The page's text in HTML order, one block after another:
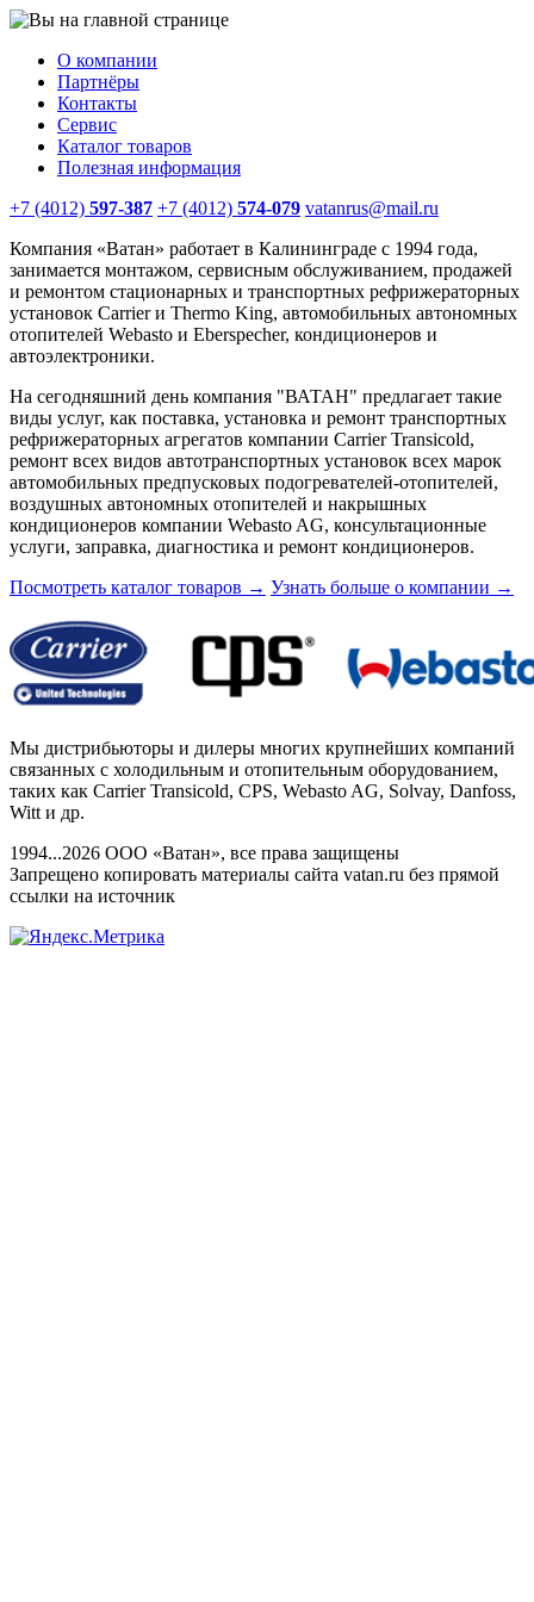
О компании
Партнёры
Контакты
Сервис
Каталог товаров
Полезная информация
+7 (4012) 597-387 +7 (4012) 574-079 vatanrus@mail.ru
Компания «Ватан» работает в Калининграде с 1994 года,
занимается монтажом, сервисным обслуживанием, продажей
и ремонтом стационарных и транспортных рефрижераторных
установок Carrier и Thermo King, автомобильных автономных
отопителей Webasto и Eberspecher, кондиционеров и
автоэлектроники.
На сегодняшний день компания "ВАТАН" предлагает такие
виды услуг, как поставка, установка и ремонт транспортных
рефрижераторных агрегатов компании Carrier Transicold,
ремонт всех видов автотранспортных установок всех марок
автомобильных предпусковых подогревателей-отопителей,
воздушных автономных отопителей и накрышных
кондиционеров компании Webasto AG, консультационные
услуги, заправка, диагностика и ремонт кондиционеров.
Посмотреть каталог товаров → Узнать больше о компании →
Мы дистрибьюторы и дилеры многих крупнейших компаний
связанных с холодильным и отопительным оборудованием,
таких как Carrier Transicold, CPS, Webasto AG, Solvay, Danfoss,
Witt и др.
1994...2026 ООО «Ватан», все права защищены
Запрещено копировать материалы сайта vatan.ru без прямой
ссылки на источник